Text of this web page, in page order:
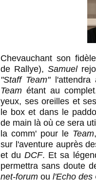
Chevauchant son
de Rallye), Samuel
"Staff Team"
Team étant au
yeux, ses oreilles et
le box et dans le
de main là où ce sera
la comm' pour le Team
sur l'aventure auprès
et duDCF. Et sa
permettra sans doute
net-forum ou l'Echo des